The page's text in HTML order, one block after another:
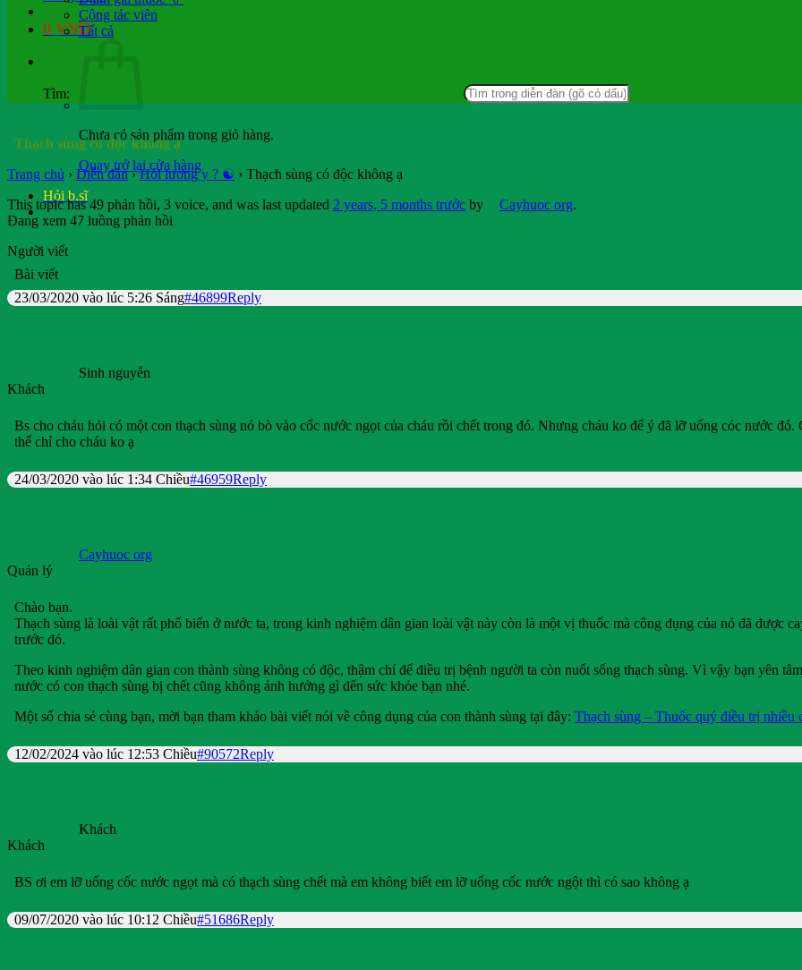
0 VND
Chưa có sản phẩm trong giỏ hàng.
Quay trở lại cửa hàng
Hỏi b.sĩ
Cộng tác viên
Tất cả
Tìm:
Thạch sùng có độc không ạ
Trang chủ › Diễn đàn › Hỏi lương y ? ☯️ › Thạch sùng có độc không ạ
This topic has 49 phản hồi, 3 voice, and was last updated 2 years, 5 months trước by Cayhuoc org.
Đang xem 47 luồng phản hồi
Người viết
Bài viết
23/03/2020 vào lúc 5:26 Sáng#46899Reply
Sinh nguyễn
Khách
Bs cho cháu hỏi có một con thạch sùng nó bò vào cốc nước ngọt của cháu rồi chết trong đó. Nhưng cháu ko để ý đã lỡ uống cóc nước
thể chỉ cho cháu ko ạ
24/03/2020 vào lúc 1:34 Chiều#46959Reply
Cayhuoc org
Quản lý
Chào bạn.
Thạch sùng là loài vật rất phổ biến ở nước ta, trong kinh nghiệm dân gian loài vật này còn là một vị thuốc mà công dụng của nó đã được
trước đó.
Theo kinh nghiệm dân gian con thành sùng không có độc, thậm chí để điều trị bệnh người ta còn nuốt sống thạch sùng. Vì vậy bạn yên
nước có con thạch sùng bị chết cũng không ảnh hưởng gì đến sức khỏe bạn nhé.
Một số chia sẻ cùng bạn, mời bạn tham khảo bài viết nói về công dụng của con thành sùng tại đây: Thạch sùng – Thuốc quý điều trị nhiều
12/02/2024 vào lúc 12:53 Chiều#90572Reply
Khách
Khách
BS ơi em lỡ uống cốc nước ngọt mà có thạch sùng chết mà em không biết em lỡ uống cốc nước ngột thì có sao không ạ
09/07/2020 vào lúc 10:12 Chiều#51686Reply